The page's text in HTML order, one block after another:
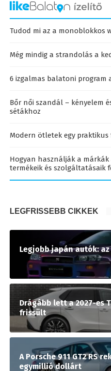
Tudod mi az a monoblokkos
Még mindig a strandolás a
6 izgalmas balatoni program
Bőr női szandál – kényelem
sétákhoz
Modern ötletek egy
Hogyan használják a márkák
termékeik és szolgáltatásaik
LEGFRISSEBB CIKKEK
Legjobb japán autók:
Drágább lett a 2027-es
frissült
A Porsche 911 GT2 RS
egymillió dollárt